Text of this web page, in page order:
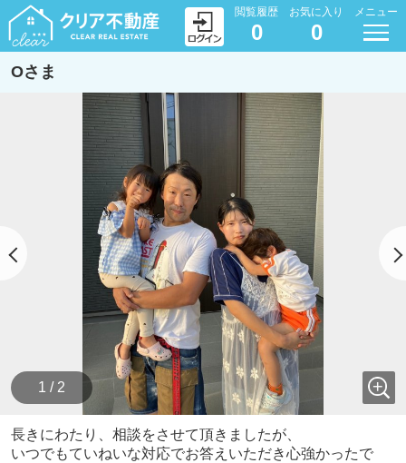
閲覧履歴
0
お気に入り
0
メニュー
Oさま
1 / 2
長きにわたり、相談をさせて頂きましたが、
いつでもていねいな対応でお答えいただき心強かったで